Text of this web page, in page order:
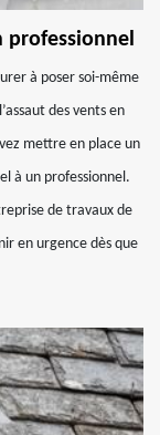
professionnel
à poser soi-même
des vents en
mettre en place un
à un professionnel.
de travaux de
en urgence dès que